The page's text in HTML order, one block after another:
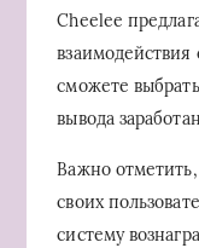
Cheelee
взаимодействия
сможете
вывода
Важно
своих
систему